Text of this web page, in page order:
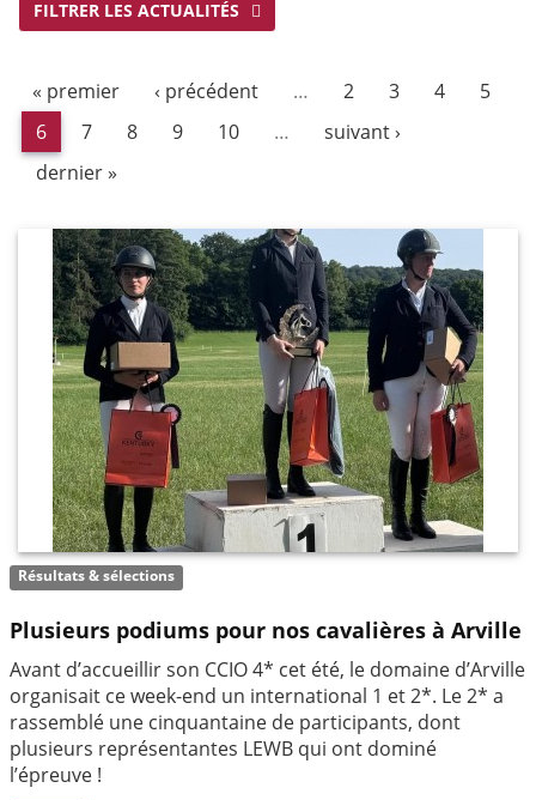
FILTRER LES ACTUALITÉS
« premier ‹ précédent … 2 3 4
5
6
7 8 9 10 …
suivant ›
dernier »
Résultats & sélections
Plusieurs podiums pour nos cavalières à Arville
Avant d’accueillir son CCIO 4* cet été, le domaine d’Arville
organisait ce week-end un international 1 et 2*. Le 2* a
rassemblé une cinquantaine de participants, dont
plusieurs représentantes LEWB qui ont dominé
l’épreuve !